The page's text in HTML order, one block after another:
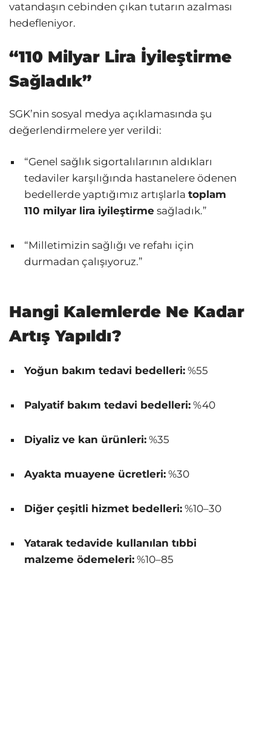
vatandaşın cebinden çıkan tutarın azalması
hedefleniyor.
“110 Milyar Lira İyileştirme
Sağladık”
SGK’nin sosyal medya açıklamasında şu
değerlendirmelere yer verildi:
“Genel sağlık sigortalılarının aldıkları
tedaviler karşılığında hastanelere ödenen
bedellerde yaptığımız artışlarla toplam
110 milyar lira iyileştirme sağladık.”
“Milletimizin sağlığı ve refahı için
durmadan çalışıyoruz.”
Hangi Kalemlerde Ne Kadar
Artış Yapıldı?
Yoğun bakım tedavi bedelleri: %55
Palyatif bakım tedavi bedelleri: %40
Diyaliz ve kan ürünleri: %35
Ayakta muayene ücretleri: %30
Diğer çeşitli hizmet bedelleri: %10–30
Yatarak tedavide kullanılan tıbbi
malzeme ödemeleri: %10–85